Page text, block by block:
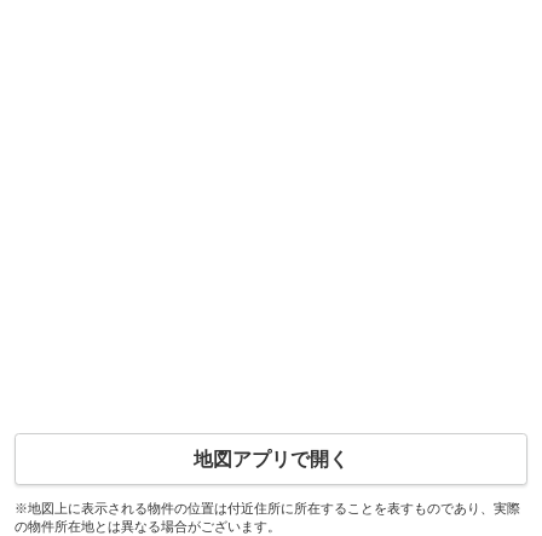
地図アプリで開く
※地図上に表示される物件の位置は付近住所に所在することを表すものであり、実際
の物件所在地とは異なる場合がございます。